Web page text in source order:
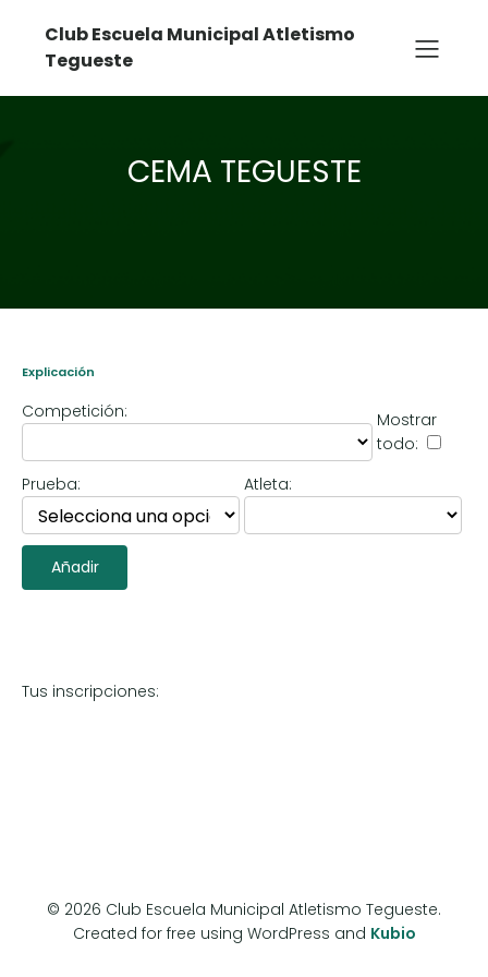
Club Escuela Municipal Atletismo
Tegueste
CEMA TEGUESTE
Explicación
Competición:
Mostrar
todo:
Prueba:
Atleta:
Tus inscripciones:
© 2026 Club Escuela Municipal Atletismo Tegueste.
Created for free using WordPress and Kubio